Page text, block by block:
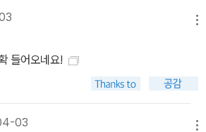
통해 아이들은 자신과 가족을 되돌아보고
아이들은 아기 새의 감정과 세상에 대한 이
를 확인시켜 주는 ‘엄마’에 대해 다시금 생
런 애정 확인은 유아뿐만이 아니라 독립적
저학년까지도 반복된다. 매우 단순한 질문
미국에서 50년이 지난 지금까지도 아이들
들어오네요!
03